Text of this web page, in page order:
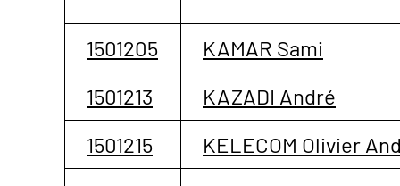
1501205
KAMAR Sami
1501213
KAZADI André
1501215
KELECOM Olivier